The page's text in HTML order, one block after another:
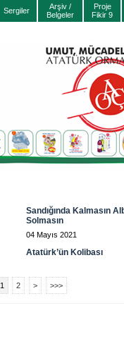
Sergiler
Arşiv /
Belgeler
Proje
Fikir 9
Sandığında Kalmasın
Solmasın
04 Mayıs 2021
Atatürk’ün Kolibası
1 2 > >>>